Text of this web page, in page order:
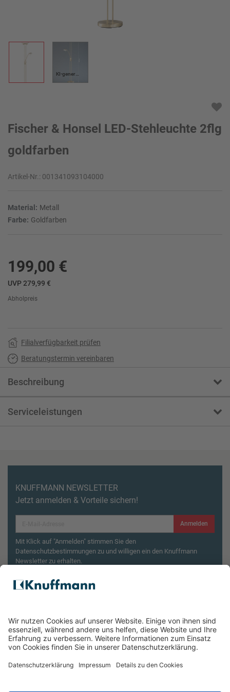
KI-generiert
Fischer & Honsel LED-Stehleuchte 2flg
goldfarben
Artikel-Nr.: 001341093104000
Material: Metall
Farbe: Goldfarben
199,00 €
UVP 279,99 €
Abholpreis
Filialverfügbarkeit prüfen
Beratungstermin vereinbaren
Beschreibung
Serviceleistungen
KNUFFMANN NEWSLETTER
Jetzt anmelden & Vorteile sichern!
Anmelden
Mit Klick auf "Anmelden" stimmen Sie den
Datenschutzbestimmungen zu und willigen ein den Knuffmann
Newsletter zu erhalten.
Aktionsbedingungen¹
Wasserkocher